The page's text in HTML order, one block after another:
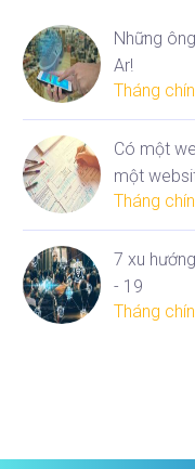
Những
Ar!
Tháng
Có một
một
Tháng
7 xu
- 19
Tháng